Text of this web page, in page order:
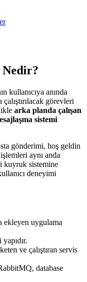
kullanıcıya anında
görevleri
arka planda çalışan
sistemi
gönderimi, hoş geldin
aynı anda
kuyruk sistemine
deneyimi
ekleyen uygulama
ve çalıştıran servis
database